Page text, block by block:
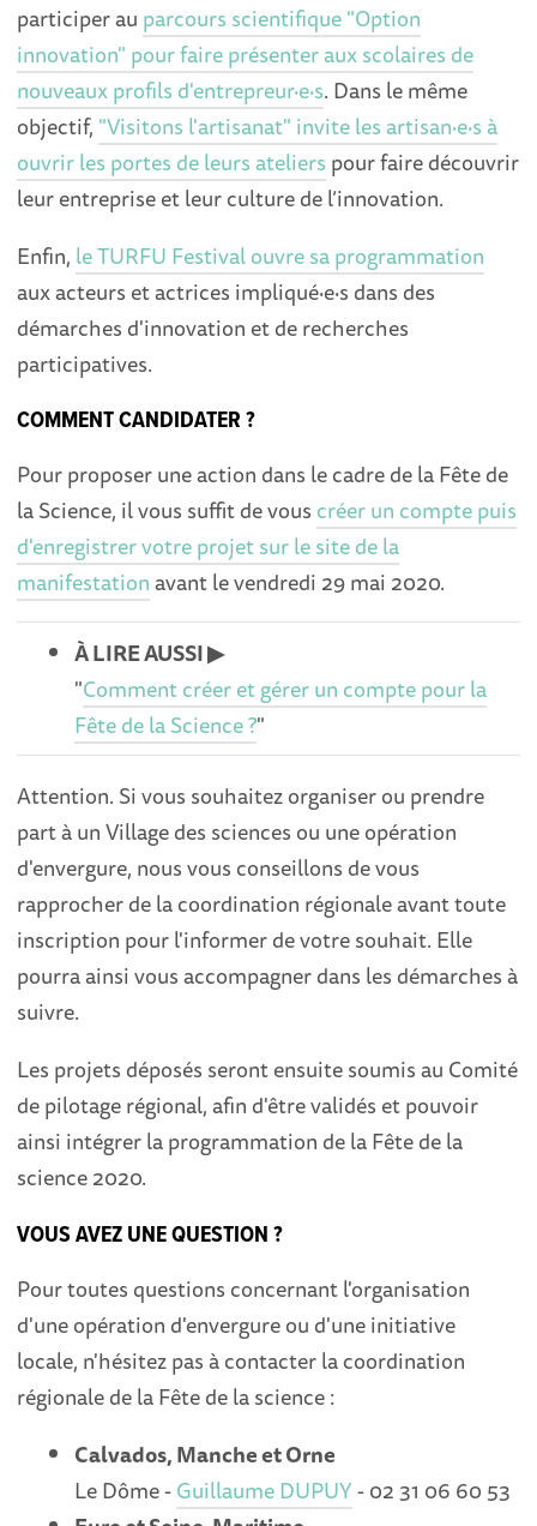
participer au parcours scientifique "Option
innovation" pour faire présenter aux scolaires de
nouveaux profils d'entrepreur·e·s. Dans le même
objectif, "Visitons l'artisanat" invite les artisan·e·s à
ouvrir les portes de leurs ateliers pour faire découvrir
leur entreprise et leur culture de l’innovation.
Enfin, le TURFU Festival ouvre sa programmation
aux acteurs et actrices impliqué·e·s dans des
démarches d'innovation et de recherches
participatives.
COMMENT CANDIDATER ?
Pour proposer une action dans le cadre de la Fête de
la Science, il vous suffit de vous créer un compte puis
d'enregistrer votre projet sur le site de la
manifestationavant le vendredi 29 mai 2020.
À LIRE AUSSI ▶︎
"Comment créer et gérer un compte pour la
Fête de la Science ?"
Attention. Si vous souhaitez organiser ou prendre
part à un Village des sciences ou une opération
d'envergure, nous vous conseillons de vous
rapprocher de la coordination régionale avant toute
inscription pour l'informer de votre souhait. Elle
pourra ainsi vous accompagner dans les démarches à
suivre.
Les projets déposés seront ensuite soumis au Comité
de pilotage régional, afin d'être validés et pouvoir
ainsi intégrer la programmation de la Fête de la
science 2020.
VOUS AVEZ UNE QUESTION ?
Pour toutes questions concernant l'organisation
d'une opération d'envergure ou d'une initiative
locale, n'hésitez pas à contacter la coordination
régionale de la Fête de la science :
Calvados, Manche et Orne
Le Dôme -Guillaume DUPUY- 02 31 06 60 53